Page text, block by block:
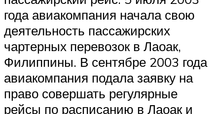
года авиакомпания начала свою
деятельность пассажирских
чартерных перевозок в Лаоак,
Филиппины. В сентябре 2003 года
авиакомпания подала заявку на
право совершать регулярные
рейсы по расписанию в Лаоак и